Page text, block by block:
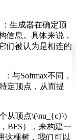
：生成器在确定顶
信息。具体来说，
们被认为是相连的
：与Softmax不同，
定顶点，从而提
从顶点\(\nu_{c}\)
BFS），来构建一
这棵树，我们可以